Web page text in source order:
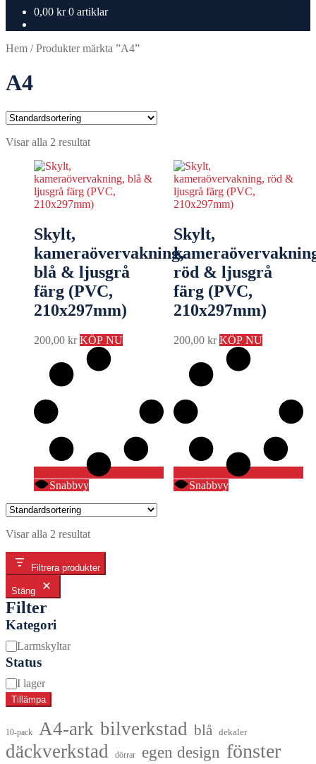
0,00 kr 0 artiklar
Hem /Produkter märkta ”A4”
A4
Visar alla 2 resultat
Skylt,
kameraövervakning,
blå & ljusgrå
färg (PVC,
210x297mm)
200,00 kr KÖP NU
Snabbvy
Skylt,
röd & ljusgrå
färg (PVC,
210x297mm)
200,00kr KÖP NU
Snabbvy
Visar alla 2 resultat
Filtrera produkter
Stäng
Filter
Kategori
Kategori
Larmskyltar
Status
Tillgänglighet
I lager
Tillämpa
10-pack A4-ark bilverkstad blå dekaler
däckverkstad dörrar egen design fönster